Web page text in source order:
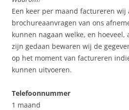
Een keer per maand factureren wij
brochureaanvragen van ons
kunnen nagaan welke, en
zijn gedaan bewaren wij de
op het moment van factureren
kunnen uitvoeren.
Telefoonnummer
1 maand